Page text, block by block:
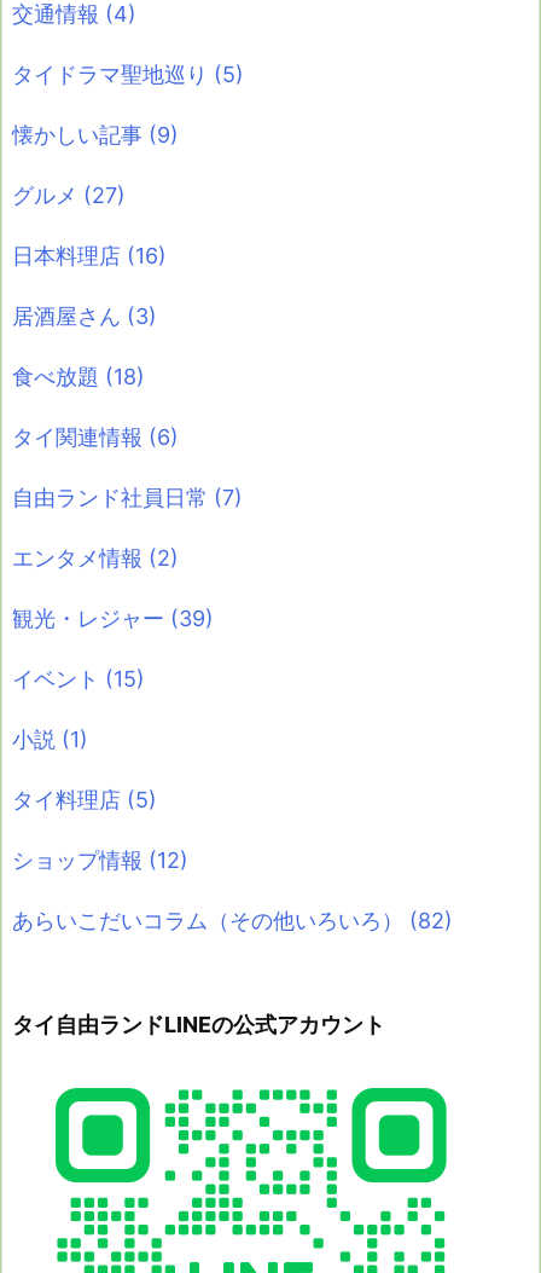
交通情報 (4)
タイドラマ聖地巡り (5)
懐かしい記事 (9)
グルメ (27)
日本料理店 (16)
居酒屋さん (3)
食べ放題 (18)
タイ関連情報 (6)
自由ランド社員日常 (7)
エンタメ情報 (2)
観光・レジャー (39)
イベント (15)
小説 (1)
タイ料理店 (5)
ショップ情報 (12)
あらいこだいコラム（その他いろいろ） (82)
タイ自由ランドLINEの公式アカウント